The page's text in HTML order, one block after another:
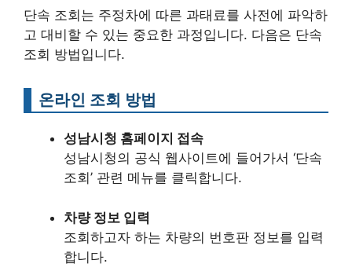
단속 조회는 주정차에 따른 과태료를 사전에 파악하
고 대비할 수 있는 중요한 과정입니다. 다음은 단속
조회 방법입니다.
온라인 조회 방법
성남시청 홈페이지 접속
성남시청의 공식 웹사이트에 들어가서 ‘단속
조회’ 관련 메뉴를 클릭합니다.
차량 정보 입력
조회하고자 하는 차량의 번호판 정보를 입력
합니다.